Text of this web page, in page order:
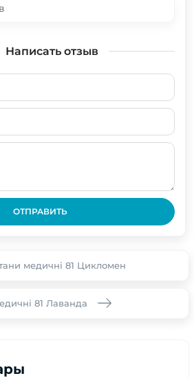
Написать отзыв
ОТПРАВИТЬ
медичні 81 Цикломен
81 Лаванда